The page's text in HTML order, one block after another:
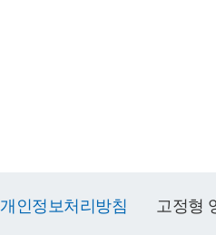
개인정보처리방침 고정형